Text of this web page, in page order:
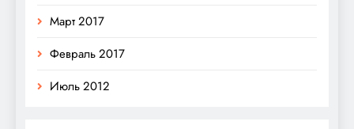
Март 2017
Февраль 2017
Июль 2012